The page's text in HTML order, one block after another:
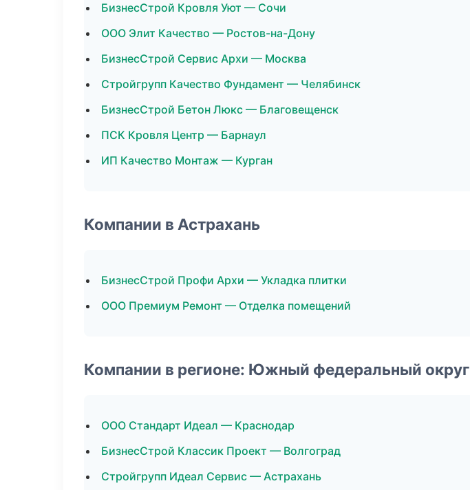
БизнесСтрой Кровля Уют — Сочи
ООО Элит Качество — Ростов-на-Дону
БизнесСтрой Сервис Архи — Москва
Стройгрупп Качество Фундамент — Челябинск
БизнесСтрой Бетон Люкс — Благовещенск
ПСК Кровля Центр — Барнаул
ИП Качество Монтаж — Курган
Компании в Астрахань
БизнесСтрой Профи Архи — Укладка плитки
ООО Премиум Ремонт — Отделка помещений
Компании в регионе: Южный федеральный округ
ООО Стандарт Идеал — Краснодар
БизнесСтрой Классик Проект — Волгоград
Стройгрупп Идеал Сервис — Астрахань